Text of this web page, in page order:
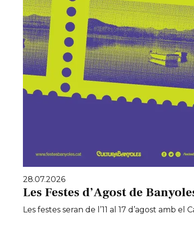
28.07.2026
Les Festes d’Agost de
Les festes seran de l’11 al 17 d’agost amb